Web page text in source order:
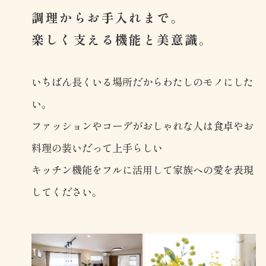
調理からお手入れまで。
楽しく支える機能と美意識。
いちばん長くいる場所だからわたしのモノにした
い。
ファッションやコーデがおしゃれな人は食卓やお
料理の装いだって上手らしい
キッチン機能をフルに活用して家族への愛を表現
してください。